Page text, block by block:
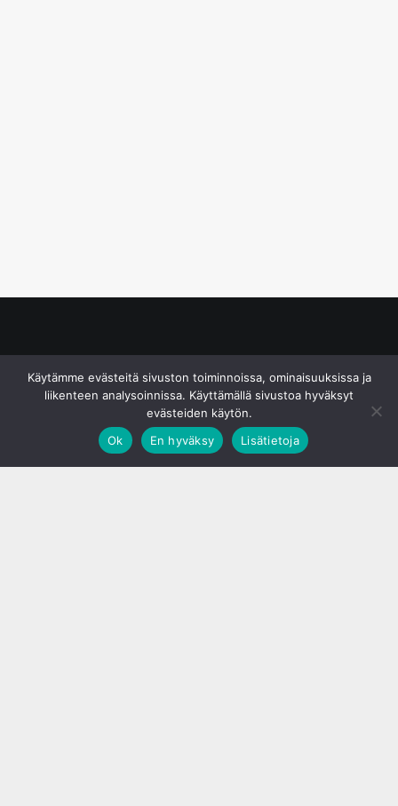
Käytämme evästeitä sivuston toiminnoissa, ominaisuuksissa ja
liikenteen analysoinnissa. Käyttämällä sivustoa hyväksyt
evästeiden käytön.
Ok
En hyväksy Lisätietoja